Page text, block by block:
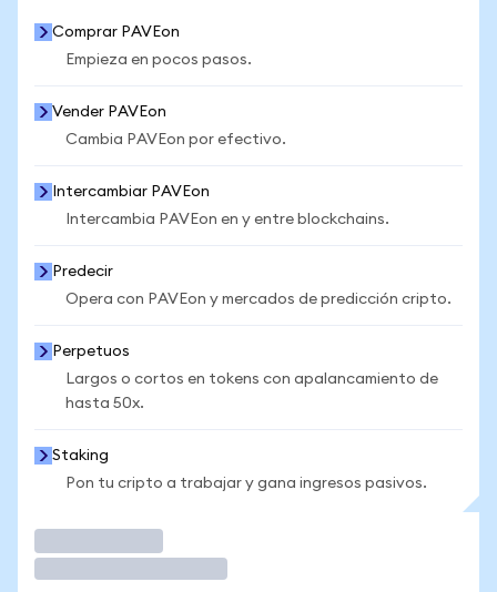
Comprar PAVEon
Empieza en pocos pasos.
Vender PAVEon
Cambia PAVEon por efectivo.
Intercambiar PAVEon
Intercambia PAVEon en y entre blockchains.
Predecir
Opera con PAVEon y mercados de predicción cripto.
Perpetuos
Largos o cortos en tokens con apalancamiento de
hasta 50x.
Staking
Pon tu cripto a trabajar y gana ingresos pasivos.